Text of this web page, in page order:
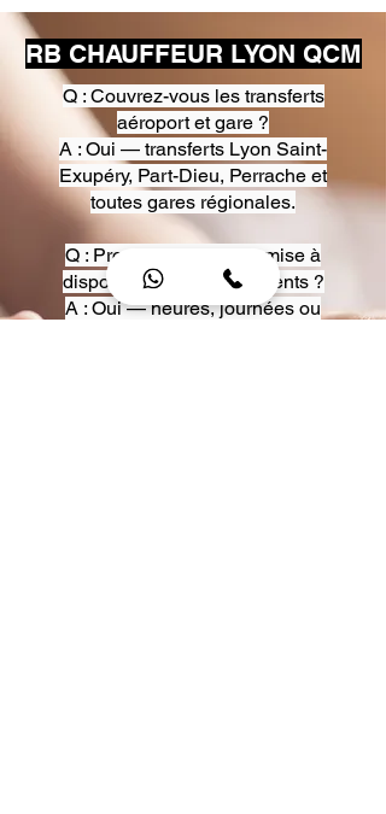
RB CHAUFFEUR LYON QCM
Q : Couvrez-vous les transferts
aéroport et gare ?
A : Oui — transferts Lyon Saint-
Exupéry, Part-Dieu, Perrache et
toutes gares régionales.
Q : Proposez-vous une mise à
disposition pour événements ?
A : Oui — heures, journées ou